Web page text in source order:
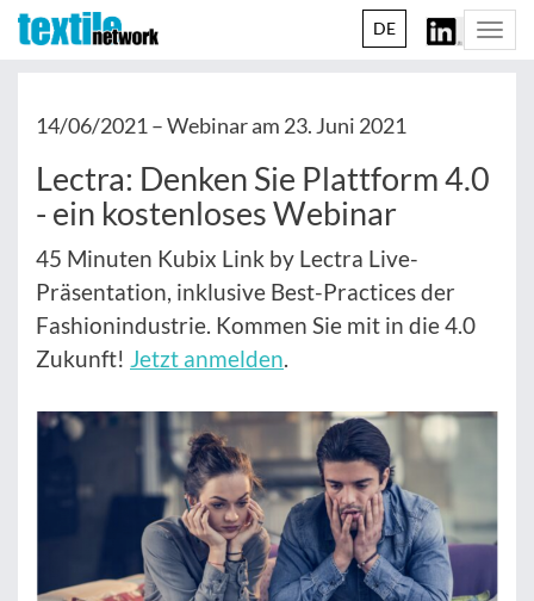
DE
14/06/2021 –Webinar am 23. Juni 2021
Lectra: Denken Sie Plattform 4.0
- ein kostenloses Webinar
45 Minuten Kubix Link by Lectra Live-
Präsentation, inklusive Best-Practices der
Fashionindustrie. Kommen Sie mit in die 4.0
Zukunft! Jetzt anmelden.